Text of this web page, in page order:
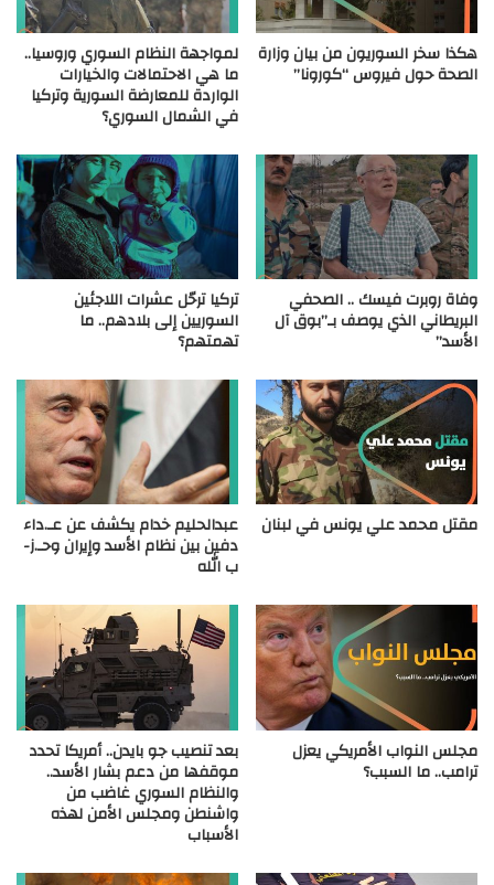
هكذا سخر السوريون من بيان وزارة
الصحة حول فيروس “كورونا”
لمواجهة النظام السوري وروسيا..
ما هي الاحتمالات والخيارات
الواردة للمعارضة السورية وتركيا
في الشمال السوري؟
وفاة روبرت فيسك .. الصحفي
البريطاني الذي يوصف بـ”بوق آل
الأسد”
تركيا ترحّل عشرات اللاجئين
السوريين إلى بلادهم.. ما
تهمتهم؟
مقتل محمد علي يونس في لبنان عبدالحليم خدام يكشف عن عـ.داء
دفين بين نظام الأسد وإيران وحـ.ز-
ب الله
مجلس النواب الأمريكي يعزل
ترامب.. ما السبب؟
بعد تنصيب جو بايدن.. أمريكا تحدد
موقفها من دعم بشار الأسد..
والنظام السوري غاضب من
واشنطن ومجلس الأمن لهذه
الأسباب